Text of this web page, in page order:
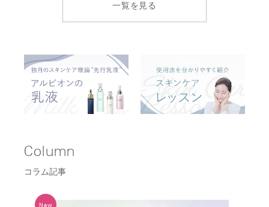
一覧を見る
Column
コラム記事